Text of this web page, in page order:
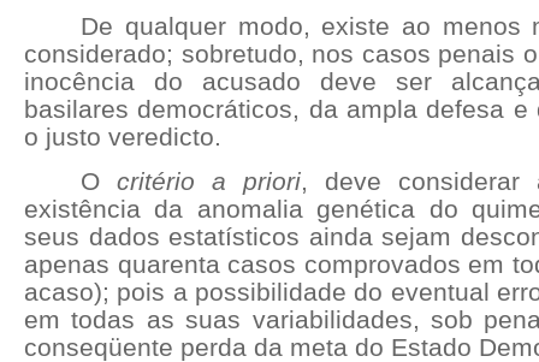
De qualquer modo, existe ao menos
considerado; sobretudo, nos casos penais
inocência do acusado deve ser
basilares democráticos, da ampla defesa e
o justo veredicto.
Ocritério a priori, deve considerar
existência da anomalia genética do
seus dados estatísticos ainda sejam
apenas quarenta casos comprovados em
acaso); pois a possibilidade do eventual
em todas as suas variabilidades, sob
conseqüente perda da meta do Estado